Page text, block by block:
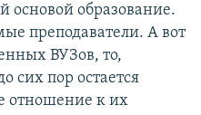
основой образование.
преподаватели. А вот
ВУЗов, то,
сих пор остается
отношение к их